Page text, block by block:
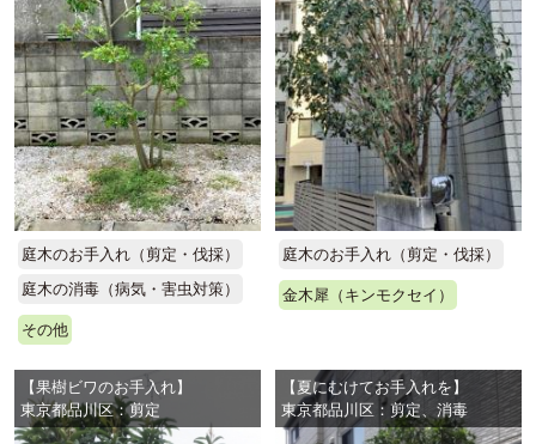
庭木のお手入れ（剪定・伐採）
庭木の消毒（病気・害虫対策）
その他
庭木のお手入れ（剪定・伐採）
金木犀（キンモクセイ）
【果樹ビワのお手入れ】
東京都品川区：剪定
【夏にむけてお手入れを】
東京都品川区：剪定、消毒